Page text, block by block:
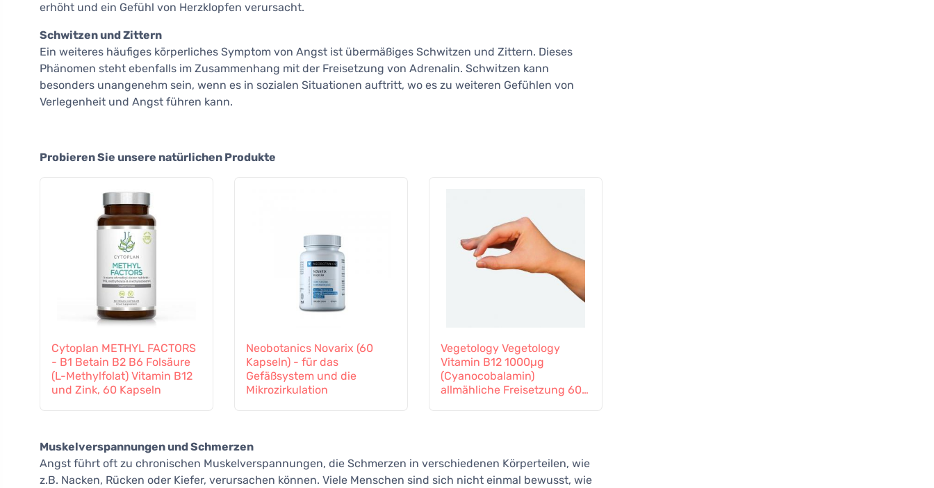
erhöht und ein Gefühl von Herzklopfen verursacht.
Schwitzen und Zittern
Ein weiteres häufiges körperliches Symptom von Angst ist übermäßiges Schwitzen und Zittern. Dieses
Phänomen steht ebenfalls im Zusammenhang mit der Freisetzung von Adrenalin. Schwitzen kann
besonders unangenehm sein, wenn es in sozialen Situationen auftritt, wo es zu weiteren Gefühlen von
Verlegenheit und Angst führen kann.
Probieren Sie unsere natürlichen Produkte
Cytoplan METHYL FACTORS
- B1 Betain B2 B6 Folsäure
(L-Methylfolat) Vitamin B12
und Zink, 60 Kapseln
Neobotanics Novarix (60
Kapseln) - für das
Gefäßsystem und die
Mikrozirkulation
Vegetology Vegetology
Vitamin B12 1000µg
(Cyanocobalamin)
allmähliche Freisetzung 60
Muskelverspannungen und Schmerzen
Angst führt oft zu chronischen Muskelverspannungen, die Schmerzen in verschiedenen Körperteilen, wie
z.B. Nacken, Rücken oder Kiefer, verursachen können. Viele Menschen sind sich nicht einmal bewusst, wie